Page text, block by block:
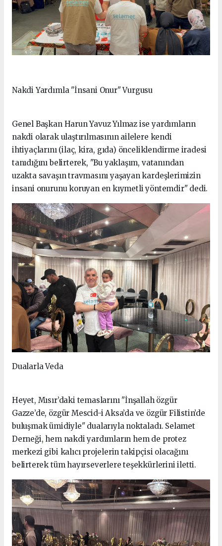
Nakdi Yardımla "İnsani Onur" Vurgusu
Genel Başkan Harun Yavuz Yılmaz ise yardımların
nakdi olarak ulaştırılmasının ailelere kendi
ihtiyaçlarını (ilaç, kira, gıda) önceliklendirme iradesi
tanıdığını belirterek, "Bu yaklaşım, vatanından
uzakta savaşın travmasını yaşayan kardeşlerimizin
insani onurunu koruyan en kıymetli yöntemdir" dedi.
Dualarla Veda
Heyet, Mısır’daki temaslarını "İnşallah özgür
Gazze’de, özgür Mescid-i Aksa’da ve özgür Filistin’de
buluşmak ümidiyle" dualarıyla noktaladı. Selamet
Derneği, hem nakdi yardımların hem de protez
merkezi gibi kalıcı projelerin takipçisi olacağını
belirterek tüm hayırseverlere teşekkürlerini iletti.